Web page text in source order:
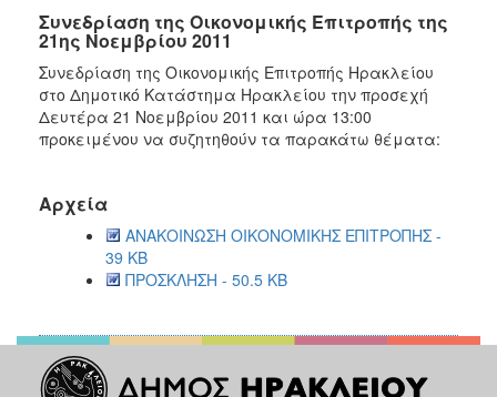
2022
2021
2020
2019
2018
2016
2015
2013
2011
2010
Συνεδρίαση της Οικονομικής Επιτροπής της
21ης Νοεμβρίου 2011
Συνεδρίαση της Οικονομικής Επιτροπής Ηρακλείου
στο Δημοτικό Κατάστημα Ηρακλείου την προσεχή
Δευτέρα 21 Νοεμβρίου 2011 και ώρα 13:00
προκειμένου να συζητηθούν τα παρακάτω θέματα:
Αρχεία
ΑΝΑΚΟΙΝΩΣΗ ΟΙΚΟΝΟΜΙΚΗΣ ΕΠΙΤΡΟΠΗΣ -
39 KB
ΠΡΟΣΚΛΗΣΗ - 50.5 KB